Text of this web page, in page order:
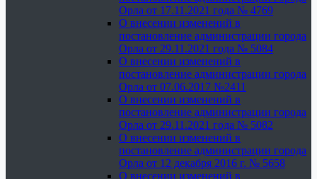
Орла от 17.11.2021 года № 4769
О внесении изменений в
постановление администрации города
Орла от 29.11.2021 года № 5084
О внесении изменений в
постановление администрации города
Орла от 07.06.2017 №2411
О внесении изменений в
постановление администрации города
Орла от 29.11.2021 года № 5082
О внесении изменений в
постановление администрации города
Орла от 12 декабря 2016 г. № 5658
О внесении изменений в